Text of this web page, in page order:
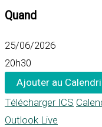
Quand
25/06/2026
20h30
Ajouter au
Télécharger ICS
Outlook Live